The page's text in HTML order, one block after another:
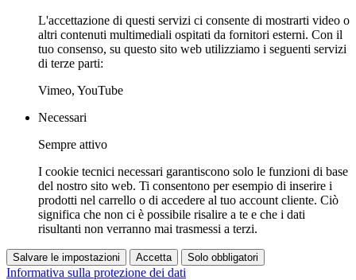
L'accettazione di questi servizi ci consente di mostrarti video o
altri contenuti multimediali ospitati da fornitori esterni. Con il
tuo consenso, su questo sito web utilizziamo i seguenti servizi
di terze parti:
Vimeo, YouTube
Necessari
Sempre attivo
I cookie tecnici necessari garantiscono solo le funzioni di base
del nostro sito web. Ti consentono per esempio di inserire i
prodotti nel carrello o di accedere al tuo account cliente. Ciò
significa che non ci è possibile risalire a te e che i dati
risultanti non verranno mai trasmessi a terzi.
Salvare le impostazioni Accetta Solo obbligatori
Informativa sulla protezione dei dati